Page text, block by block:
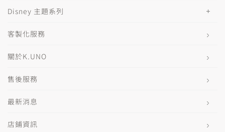
Disney 主題系列
客製化服務
關於K.UNO
售後服務
最新消息
店鋪資訊